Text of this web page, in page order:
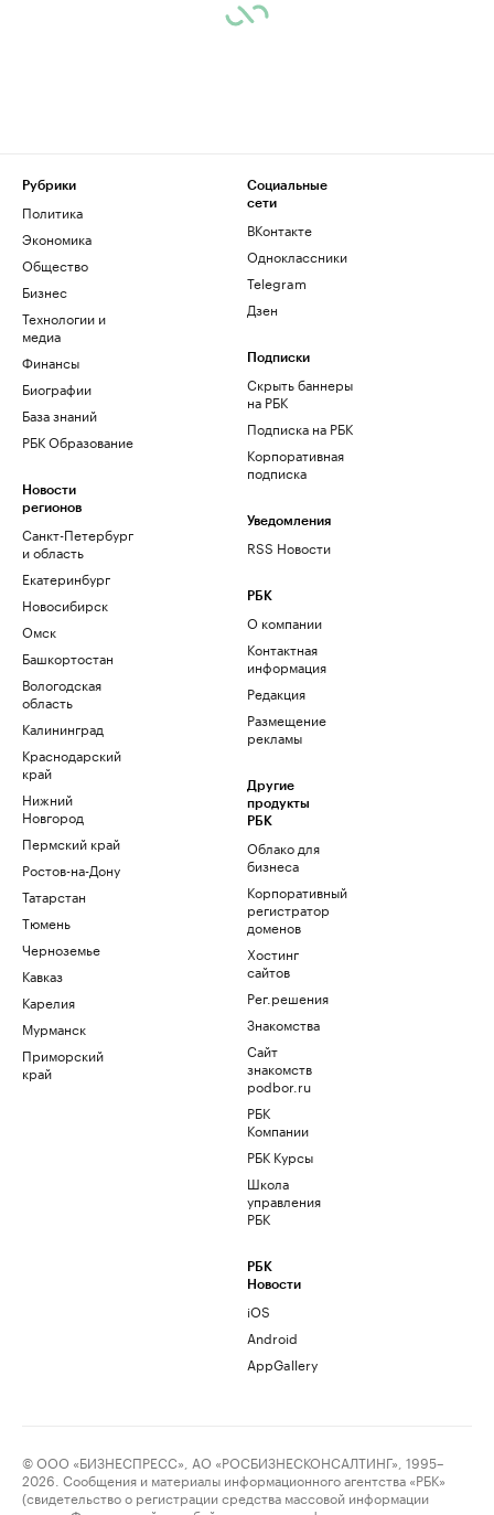
Рубрики
Политика
Экономика
Общество
Бизнес
Технологии и
медиа
Финансы
Биографии
База знаний
РБК Образование
Новости
регионов
Санкт-Петербург
и область
Екатеринбург
Новосибирск
Омск
Башкортостан
Вологодская
область
Калининград
Краснодарский
край
Нижний
Новгород
Пермский край
Ростов-на-Дону
Татарстан
Тюмень
Черноземье
Кавказ
Карелия
Мурманск
Приморский
край
Социальные
сети
ВКонтакте
Одноклассники
Telegram
Дзен
Подписки
Скрыть баннеры
на РБК
Подписка на РБК
Корпоративная
подписка
Уведомления
RSS Новости
РБК
О компании
Контактная
информация
Редакция
Размещение
рекламы
Другие
продукты
РБК
Облако для
бизнеса
Корпоративный
регистратор
доменов
Хостинг
сайтов
Рег.решения
Знакомства
Сайт
знакомств
podbor.ru
РБК
Компании
РБК Курсы
Школа
управления
РБК
РБК
Новости
iOS
Android
AppGallery
© ООО «БИЗНЕСПРЕСС», АО «РОСБИЗНЕСКОНСАЛТИНГ», 1995–
2026. Сообщения и материалы информационного агентства «РБК»
(свидетельство о регистрации средства массовой информации